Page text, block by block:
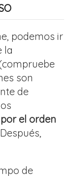
podemos ir
la
son
de
el orden
de